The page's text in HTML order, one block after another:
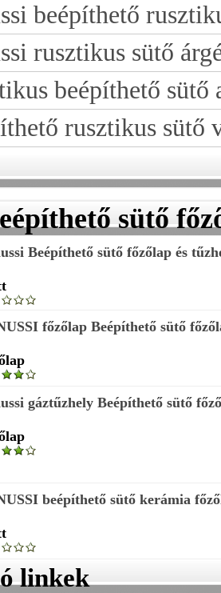
beépíthető
rusztikus sütő
beépíthető sütő
rusztikus sütő
sütő
Beépíthető sütő főzőlap és
főzőlap Beépíthető sütő
gáztűzhely Beépíthető sütő
beépíthető sütő kerámia
linkek